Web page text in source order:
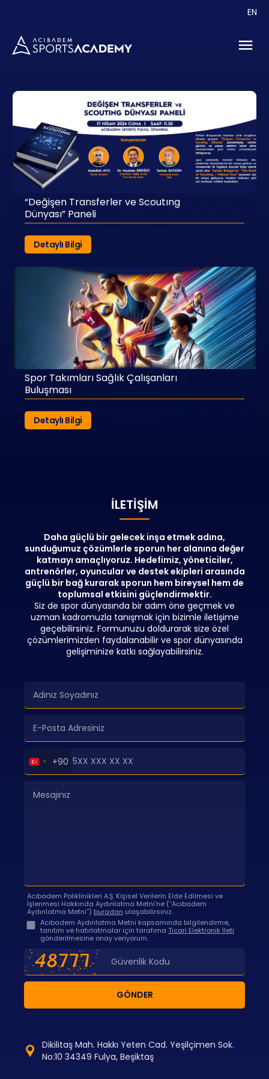
EN
Etkinlikler
“Değişen Transferler ve Scoutıng
Dünyası” Paneli
Detaylı Bilgi
Spor Takımları Sağlık Çalışanları
Buluşması
Detaylı Bilgi
İLETIŞIM
Daha güçlü bir gelecek inşa etmek adına,
sunduğumuz çözümlerle sporun her alanına değer
katmayı amaçlıyoruz. Hedefimiz, yöneticiler,
antrenörler, oyuncular ve destek ekipleri arasında
güçlü bir bağ kurarak sporun hem bireysel hem de
toplumsal etkisini güçlendirmektir.
Siz de spor dünyasında bir adım öne geçmek ve
uzman kadromuzla tanışmak için bizimle iletişime
geçebilirsiniz. Formunuzu doldurarak size özel
çözümlerimizden faydalanabilir ve spor dünyasında
gelişiminize katkı sağlayabilirsiniz.
Turkey
+90
+90
Acıbadem Poliklinikleri A.Ş. Kişisel Verilerin Elde Edilmesi ve
İşlenmesi Hakkında Aydınlatma Metni’ne (“Acıbadem
Aydınlatma Metni”) buradan ulaşabilirsiniz.
Acıbadem Aydınlatma Metni kapsamında bilgilendirme,
tanıtım ve hatırlatmalar için tarafıma Ticari Elektronik İleti
gönderilmesine onay veriyorum.
GÖNDER
Dikilitaş Mah. Hakkı Yeten Cad. Yeşilçimen Sok.
No:10 34349 Fulya, Beşiktaş